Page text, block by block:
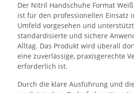
Der Nitril Handschuhe Format
ist für den professionellen Einsatz
Umfeld vorgesehen und
standardisierte und sichere
Alltag. Das Produkt wird überall
eine zuverlässige, praxisgerechte
erforderlich ist.
Durch die klare Ausführung und